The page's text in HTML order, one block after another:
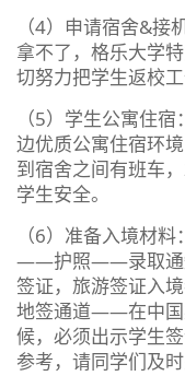
（4）申请宿舍&
拿不了，格乐大学
切努力把学生返校
（5）学生公寓住
边优质公寓住宿环
到宿舍之间有班车
学生安全。
（6）准备入境材
——护照——录取通
签证，旅游签证入
地签通道——在中国
候，必须出示学生
参考，请同学们及